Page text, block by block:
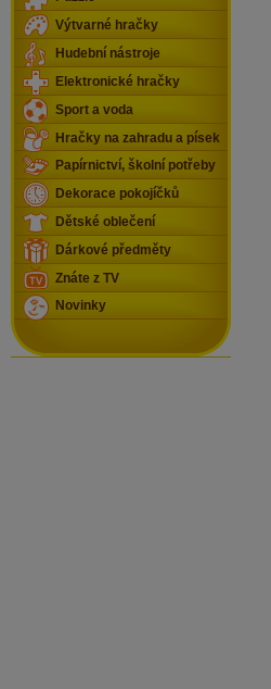
Výtvarné hračky
Hudební nástroje
Elektronické hračky
Sport a voda
Hračky na zahradu a písek
Papírnictví, školní potřeby
Dekorace pokojíčků
Dětské oblečení
Dárkové předměty
Znáte z TV
Novinky